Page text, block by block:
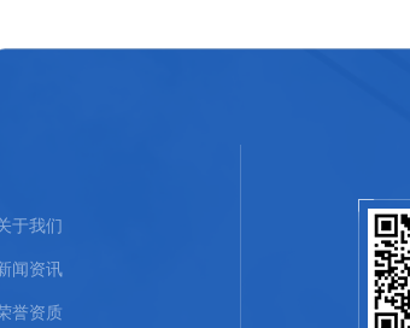
于我们
闻资讯
誉资质